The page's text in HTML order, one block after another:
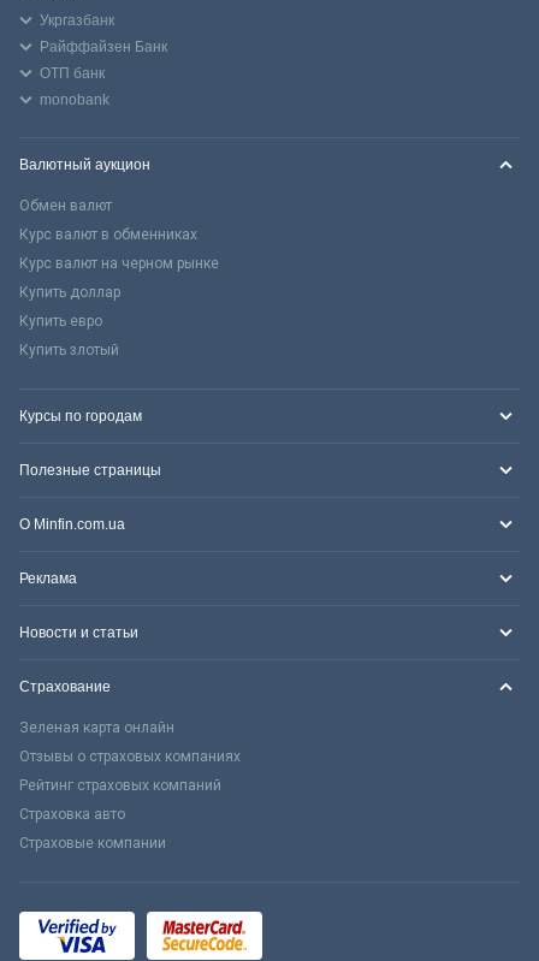
Укргазбанк
Райффайзен Банк
ОТП банк
monobank
Валютный аукцион
Обмен валют
Курс валют в обменниках
Курс валют на черном рынке
Купить доллар
Купить евро
Купить злотый
Курсы по городам
Полезные страницы
О Minfin.com.ua
Реклама
Новости и статьи
Страхование
Зеленая карта онлайн
Отзывы о страховых компаниях
Рейтинг страховых компаний
Страховка авто
Страховые компании